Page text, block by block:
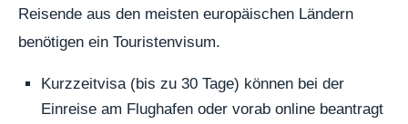
Reisende aus den meisten europäischen Ländern
benötigen ein Touristenvisum.
Kurzzeitvisa (bis zu 30 Tage) können bei der
Einreise am Flughafen oder vorab online beantragt